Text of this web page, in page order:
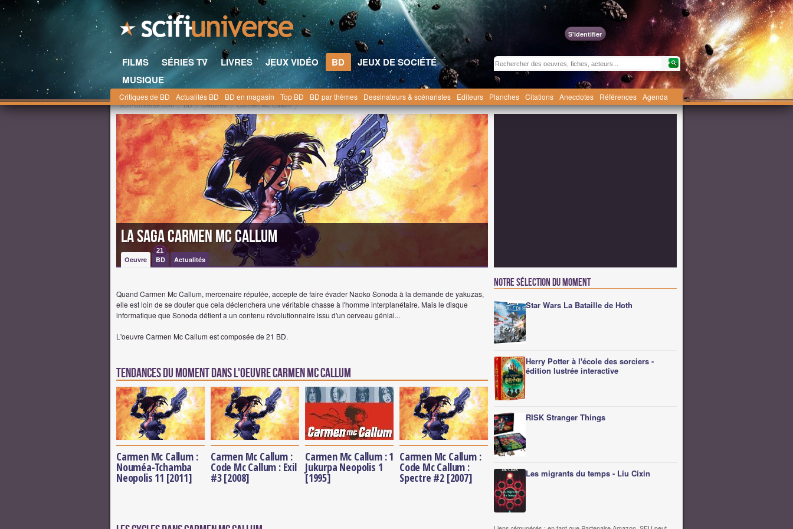
S'identifier
FILMS SÉRIES TV LIVRES JEUX VIDÉO BD
JEUX DE SOCIÉTÉ
MUSIQUE
Critiques de BD Actualités BD BD en magasin Top BD BD par thèmes Dessinateurs & scénaristes Editeurs Planches Citations Anecdotes Références Agenda
Scifi-Universe.com BD Oeuvres Carmen Mc Callum
La saga Carmen Mc Callum
Oeuvre BD
21
Actualités
Quand Carmen Mc Callum, mercenaire réputée, accepte de faire évader Naoko Sonoda à la demande de yakuzas,
elle est loin de se douter que cela déclenchera une véritable chasse à l'homme interplanétaire. Mais le disque
informatique que Sonoda détient a un contenu révolutionnaire issu d'un cerveau génial...
L'oeuvre Carmen Mc Callum est composée de 21 BD.
Tendances du moment dans l'oeuvre Carmen Mc Callum
Carmen Mc Callum :
Nouméa-Tchamba
Neopolis 11 [2011]
Carmen Mc Callum :
Code Mc Callum : Exil
#3 [2008]
Carmen Mc Callum : 1
Jukurpa Neopolis 1
[1995]
Carmen Mc Callum :
Code Mc Callum :
Spectre #2 [2007]
Notre sélection du moment
Star Wars La Bataille de Hoth
Herry Potter à l'école des sorciers -
édition lustrée interactive
RISK Stranger Things
Les migrants du temps - Liu Cixin